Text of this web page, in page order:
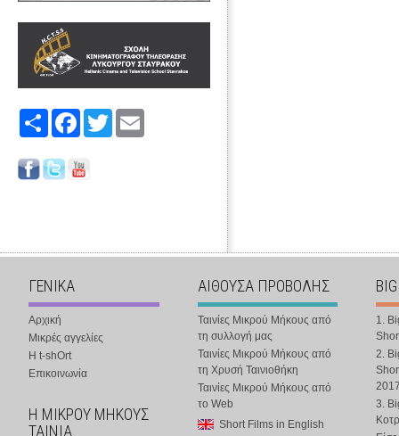
Share FacebookTwitter
ΓΕΝΙΚΑ
Αρχική
Μικρές αγγελίες
Η t-shOrt
Επικοινωνία
Η ΜΙΚΡΟΥ ΜΗΚΟΥΣ
ΤΑΙΝΙΑ
ΑΙΘΟΥΣΑ ΠΡΟΒΟΛΗΣ
Ταινίες Μικρού Μήκους από
τη συλλογή μας
Ταινίες Μικρού Μήκους από
τη Χρυσή Ταινιοθήκη
Ταινίες Μικρού Μήκους από
το Web
Short Films in English
1.
2.
3.